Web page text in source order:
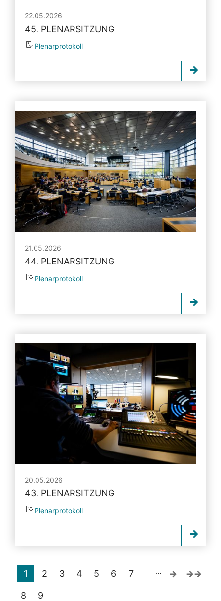
22.05.2026
45. PLENARSITZUNG
Plenarprotokoll
21.05.2026
44. PLENARSITZUNG
Plenarprotokoll
20.05.2026
43. PLENARSITZUNG
Plenarprotokoll
1 2 3 4 5 6 7
8 9
…